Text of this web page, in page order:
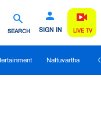
SEARCH SIGN IN LIVE TV
Nattuvartha